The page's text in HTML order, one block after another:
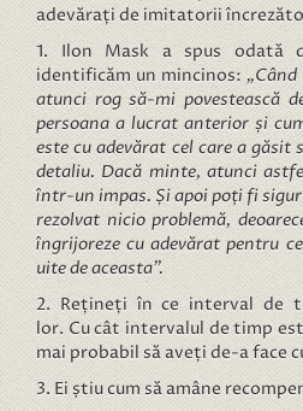
adevărați de imitatorii
1. Ilon Mask a spus odată
identificăm un mincinos:
atunci rog să-mi povestească
persoana a lucrat anterior și
este cu adevărat cel care a
detaliu. Dacă minte, atunci
într-un impas. Și apoi poți fi sigur
rezolvat nicio problemă,
îngrijoreze cu adevărat pentru
uite de aceasta”.
2. Rețineți în ce interval de
lor. Cu cât intervalul de timp
mai probabil să aveți de-a face
3. Ei știu cum să amâne